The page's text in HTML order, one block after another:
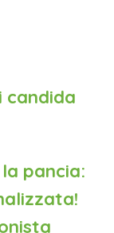
candida
pancia: